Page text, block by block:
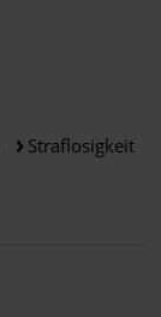
Straflosigkeit